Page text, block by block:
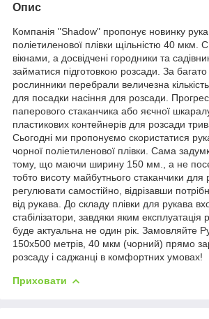
Опис
Компанія "Shadow" пропонує новинку
поліетиленової плівки щільністю 40 мкм.
вікнами, а досвідчені городники та
займатися підготовкою розсади. За багато
рослинники перебрали величезна
для посадки насіння для розсади. Прогрес
паперового стаканчика або яєчної
пластикових контейнерів для розсади
Сьогодні ми пропонуємо скористатися
чорної поліетиленової плівки. Сама
тому, що маючи ширину 150 мм., а не
тобто висоту майбутнього стаканчики
регулювати самостійно, відрізавши
від рукава. До складу плівки для рукава
стабілізатори, завдяки яким експлуатація
буде актуальна не один рік. Замовляйте
150х500 метрів, 40 мкм (чорний) прямо
розсаду і саджанці в комфортних умовах!
Приховати